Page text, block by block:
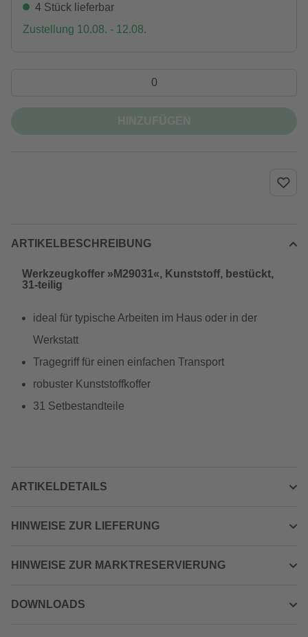
4 Stück lieferbar
Zustellung 10.08. - 12.08.
ARTIKELBESCHREIBUNG
Werkzeugkoffer »M29031«, Kunststoff, bestückt,
31-teilig
ideal für typische Arbeiten im Haus oder in der
Werkstatt
Tragegriff für einen einfachen Transport
robuster Kunststoffkoffer
31 Setbestandteile
ARTIKELDETAILS
HINWEISE ZUR LIEFERUNG
HINWEISE ZUR MARKTRESERVIERUNG
DOWNLOADS